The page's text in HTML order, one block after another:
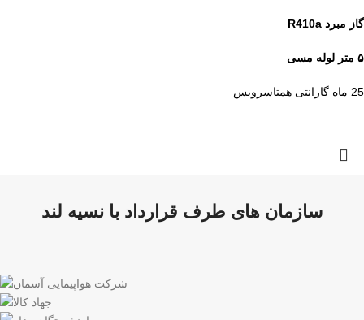
گاز مبرد R410a
۵ متر لوله مسی
25 ماه گارانتی همتاسرویس
سازمان های طرف قرارداد با نسیه لند